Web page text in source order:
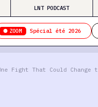
LNT PODCAST
ZOOM Spécial été 2026
Fight That Could